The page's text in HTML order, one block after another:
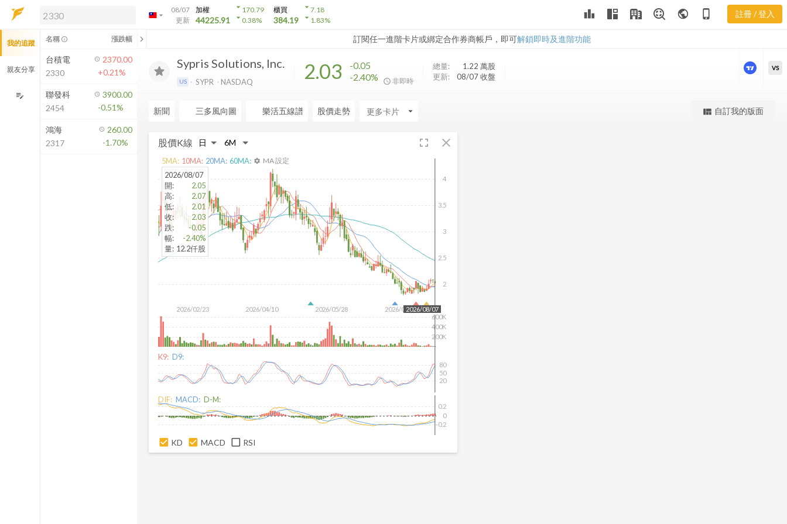
arrow_drop_down
08/07
更新
加權
44225.91
arrow_drop_down170.79
arrow_drop_down0.38%
櫃買
384.19
arrow_drop_down7.18
arrow_drop_down1.83% leaderboard public phone_iphone 註冊 / 登入
訂閱任一進階卡片或綁定合作券商帳戶，即可解鎖即時及進階功能
解鎖即時行情及進階功能
方案」，即可解鎖以下功能：
即時行情
即時市況與排行
成交金額熱力圖
前往方案訂閱
如何綁定合作券商
線
Sypris Solutions, Inc.
US SYPR NASDAQ 2.03
-0.05
-2.40%
非即時
總量: 1.22 萬股
更新:
08/07 收盤
更強大的進階價量圖表
VS
新聞 三多風向圖 樂活五線譜 股價走勢 arrow_drop_down view_quilt 自訂我的版面
股價K線 fullscreen close
2026/02/23 2026/04/10 2026/05/28 2026/07/16
2
2.5
3
3.5
4
2026/08/07
200K
400K
600K
2026/08/07
開:
2.05
高:
2.07
低:
2.01
收:
2.03
跌:
-0.05
幅:
-2.40%
量: 12.2仟股
5MA: 10MA: 20MA: 60MA: settings MA 設定
K9: D9:
20
50
80
DIF: MACD: D-M:
-0.2
0
0.2
KD MACD RSI
我的追蹤
親友分享
edit_note
名稱 info_outline 漲跌幅 chevron_left
台積電
2330
2370.00
+0.21%
聯發科
2454
3900.00
-0.51%
鴻海
2317
260.00
-1.70%